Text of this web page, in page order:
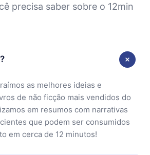
precisa saber sobre o 12min
as melhores ideias e
de não ficção mais vendidos do
em resumos com narrativas
que podem ser consumidos
em cerca de 12 minutos!